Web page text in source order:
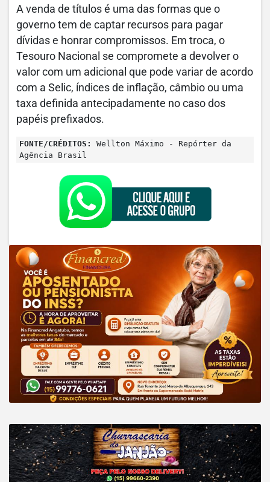
A venda de títulos é uma das formas que o
governo tem de captar recursos para pagar
dívidas e honrar compromissos. Em troca, o
Tesouro Nacional se compromete a devolver o
valor com um adicional que pode variar de acordo
com a Selic, índices de inflação, câmbio ou uma
taxa definida antecipadamente no caso dos
papéis prefixados.
FONTE/CRÉDITOS:
Wellton Máximo - Repórter da
Agência Brasil